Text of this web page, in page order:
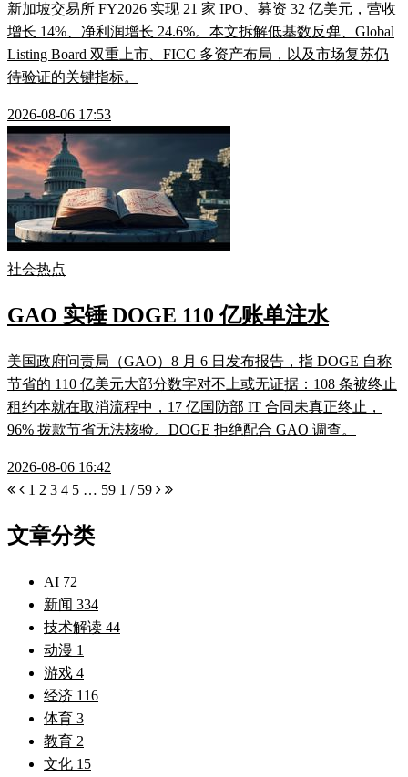
新加坡交易所 FY2026 实现 21 家 IPO、募资 32 亿美元，营收
增长 14%、净利润增长 24.6%。本文拆解低基数反弹、Global
Listing Board 双重上市、FICC 多资产布局，以及市场复苏仍
待验证的关键指标。
2026-08-06 17:53
社会热点
GAO 实锤 DOGE 110 亿账单注水
美国政府问责局（GAO）8 月 6 日发布报告，指 DOGE 自称
节省的 110 亿美元大部分数字对不上或无证据：108 条被终止
租约本就在取消流程中，17 亿国防部 IT 合同未真正终止，
96% 拨款节省无法核验。DOGE 拒绝配合 GAO 调查。
2026-08-06 16:42
1 2 3 4 5 … 59 1 / 59
文章分类
AI 72
新闻 334
技术解读 44
动漫 1
游戏 4
经济 116
体育 3
教育 2
文化 15